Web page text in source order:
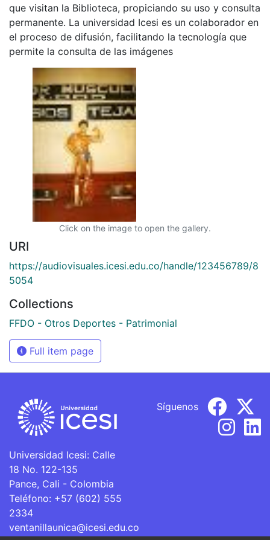
que visitan la Biblioteca, propiciando su uso y consulta
permanente. La universidad Icesi es un colaborador en
el proceso de difusión, facilitando la tecnología que
permite la consulta de las imágenes
Click on the image to open the gallery.
URI
https://audiovisuales.icesi.edu.co/handle/123456789/8
5054
Collections
FFDO - Otros Deportes - Patrimonial
Full item page
Universidad Icesi: Calle
18 No. 122-135
Pance, Cali - Colombia
Teléfono: +57 (602) 555
2334
ventanillaunica@icesi.edu.co
Síguenos